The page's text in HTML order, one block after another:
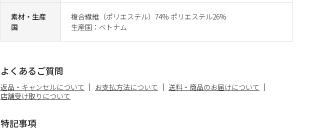
素材・生産
国
複合繊維（ポリエステル）74% ポリエステル26%
生産国：ベトナム
よくあるご質問
返品・キャンセルについて お支払方法について
送料・商品のお届けについて
店舗受け取りについて
特記事項